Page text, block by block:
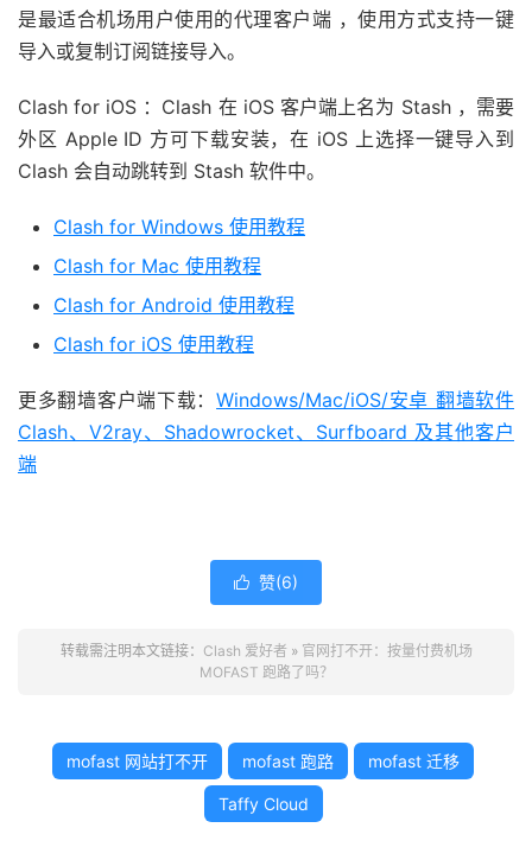
是最适合机场用户使用的代理客户端 ，使用方式支持一键
导入或复制订阅链接导入。
Clash for iOS ：Clash 在 iOS 客户端上名为 Stash ，需要
外区 Apple ID 方可下载安装，在 iOS 上选择一键导入到
Clash 会自动跳转到 Stash 软件中。
Clash for Windows 使用教程
Clash for Mac 使用教程
Clash for Android 使用教程
Clash for iOS 使用教程
更多翻墙客户端下载：Windows/Mac/iOS/安卓 翻墙软件
Clash、V2ray、Shadowrocket、Surfboard 及其他客户
端
 赞(6)
转载需注明本文链接： Clash 爱好者 » 官网打不开：按量付费机场
MOFAST 跑路了吗？
mofast 网站打不开 mofast 跑路 mofast 迁移
Taffy Cloud